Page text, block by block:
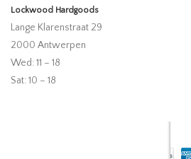
Lockwood Hardgoods
Lange Klarenstraat 29
2000 Antwerpen
Wed: 11 – 18
Sat: 10 – 18